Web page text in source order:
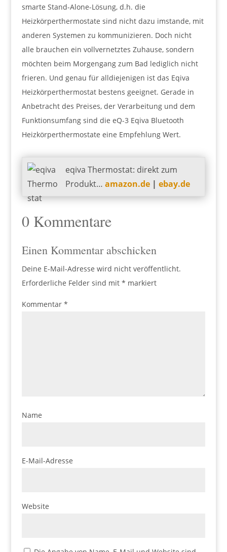
smarte Stand-Alone-Lösung, d.h. die
Heizkörperthermostate sind nicht dazu imstande, mit
anderen Systemen zu kommunizieren. Doch nicht
alle brauchen ein vollvernetztes Zuhause, sondern
möchten beim Morgengang zum Bad lediglich nicht
frieren. Und genau für alldiejenigen ist das Eqiva
Heizkörperthermostat bestens geeignet. Gerade in
Anbetracht des Preises, der Verarbeitung und dem
Funktionsumfang sind die eQ-3 Eqiva Bluetooth
Heizkörperthermostate eine Empfehlung Wert.
eqiva Thermostat: direkt zum
Produkt… amazon.de| ebay.de
0 Kommentare
Einen Kommentar abschicken
Deine E-Mail-Adresse wird nicht veröffentlicht.
Erforderliche Felder sind mit * markiert
Kommentar *
Name
E-Mail-Adresse
Website